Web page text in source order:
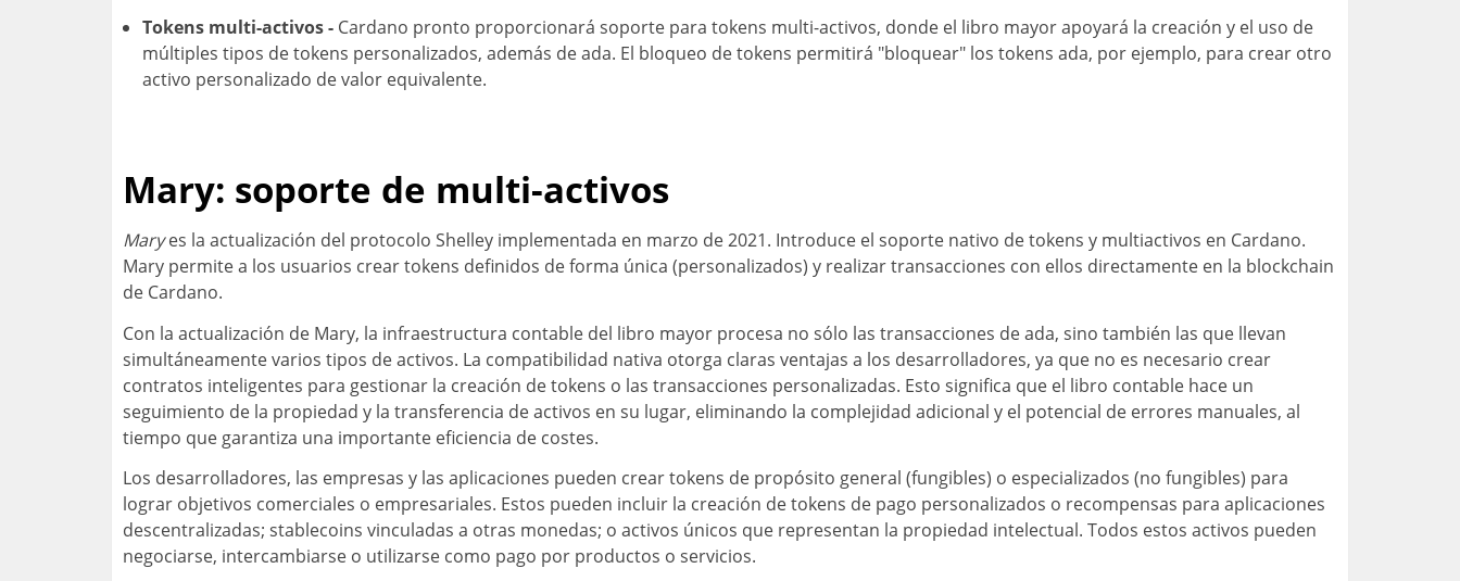
Tokens multi-activos - Cardano pronto proporcionará soporte para tokens multi-activos, donde el libro mayor apoyará la creación y el uso de
múltiples tipos de tokens personalizados, además de ada. El bloqueo de tokens permitirá "bloquear" los tokens ada, por ejemplo, para crear otro
activo personalizado de valor equivalente.
Mary: soporte de multi-activos
Maryes la actualización del protocolo Shelley implementada en marzo de 2021. Introduce el soporte nativo de tokens y multiactivos en Cardano.
Mary permite a los usuarios crear tokens definidos de forma única (personalizados) y realizar transacciones con ellos directamente en la blockchain
de Cardano.
Con la actualización de Mary, la infraestructura contable del libro mayor procesa no sólo las transacciones de ada, sino también las que llevan
simultáneamente varios tipos de activos. La compatibilidad nativa otorga claras ventajas a los desarrolladores, ya que no es necesario crear
contratos inteligentes para gestionar la creación de tokens o las transacciones personalizadas. Esto significa que el libro contable hace un
seguimiento de la propiedad y la transferencia de activos en su lugar, eliminando la complejidad adicional y el potencial de errores manuales, al
tiempo que garantiza una importante eficiencia de costes.
Los desarrolladores, las empresas y las aplicaciones pueden crear tokens de propósito general (fungibles) o especializados (no fungibles) para
lograr objetivos comerciales o empresariales. Estos pueden incluir la creación de tokens de pago personalizados o recompensas para aplicaciones
descentralizadas; stablecoins vinculadas a otras monedas; o activos únicos que representan la propiedad intelectual. Todos estos activos pueden
negociarse, intercambiarse o utilizarse como pago por productos o servicios.